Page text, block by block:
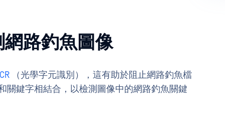
路釣魚圖像
（光學字元識別），這有助於阻止網路釣魚檔
關鍵字相結合，以檢測圖像中的網路釣魚關鍵